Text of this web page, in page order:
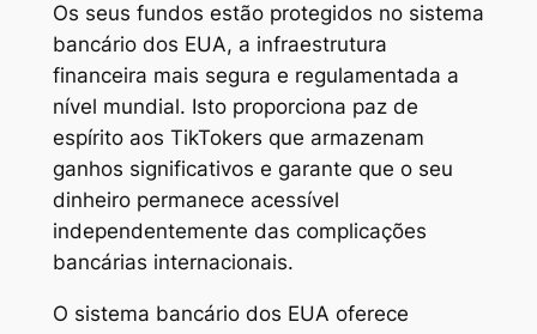
Os seus fundos estão protegidos no sistema
bancário dos EUA, a infraestrutura
financeira mais segura e regulamentada a
nível mundial. Isto proporciona paz de
espírito aos TikTokers que armazenam
ganhos significativos e garante que o seu
dinheiro permanece acessível
independentemente das complicações
bancárias internacionais.
O sistema bancário dos EUA oferece